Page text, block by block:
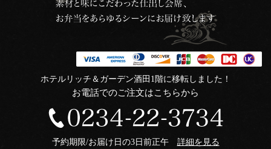
ホテルリッチ＆ガーデン酒田1階に移転しました！
お電話でのご注文はこちらから
予約期限/お届け日の3日前正午 詳細を見る